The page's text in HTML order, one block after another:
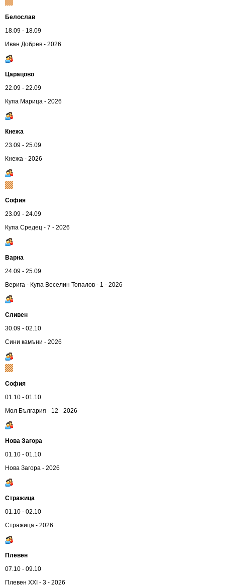
Белослав
18.09 - 18.09
Иван Добрев - 2026
Царацово
22.09 - 22.09
Купа Марица - 2026
Кнежа
23.09 - 25.09
Кнежа - 2026
София
23.09 - 24.09
Купа Средец - 7 - 2026
Варна
24.09 - 25.09
Верига - Купа Веселин Топалов - 1 - 2026
Сливен
30.09 - 02.10
Сини камъни - 2026
София
01.10 - 01.10
Мол България - 12 - 2026
Нова Загора
01.10 - 01.10
Нова Загора - 2026
Стражица
01.10 - 02.10
Стражица - 2026
Плевен
07.10 - 09.10
Плевен XXI - 3 - 2026